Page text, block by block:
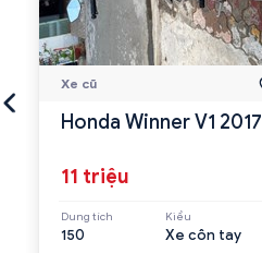
Xe cũ
Honda Winner V1 2017
11 triệu
Dung tích
150
Kiểu
Xe côn tay